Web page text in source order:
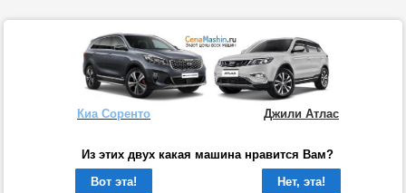
Киа Соренто Джили Атлас
Из этих двух какая машина нравится Вам?
Вот эта!
Нет, эта!